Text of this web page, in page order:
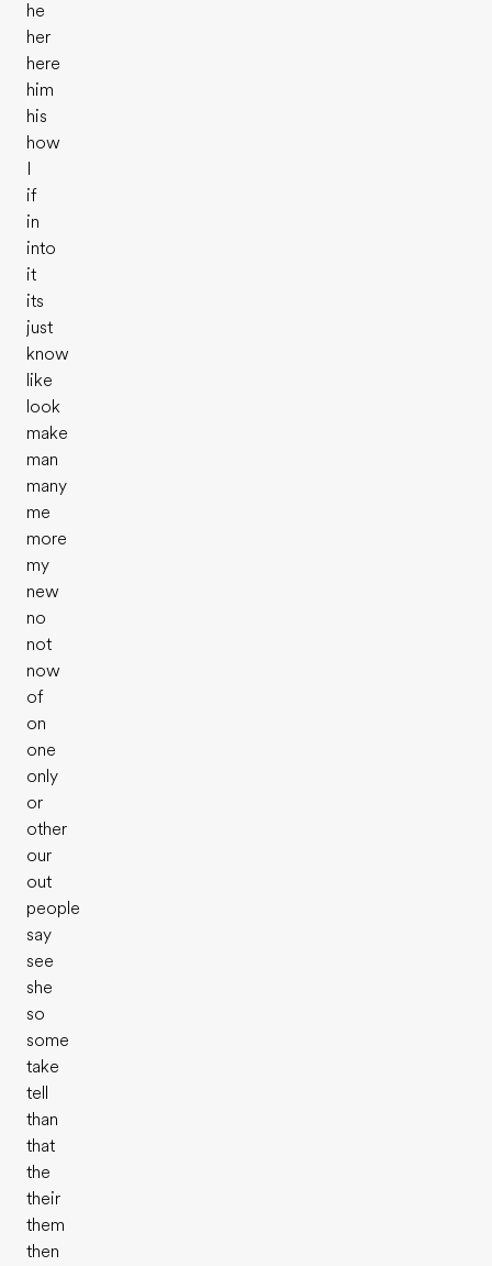
he
her
here
him
his
how
if
in
into
it
its
just
know
like
look
make
man
many
me
more
my
new
no
not
now
of
on
one
only
or
other
our
out
people
say
see
she
so
some
take
tell
than
that
the
their
them
then